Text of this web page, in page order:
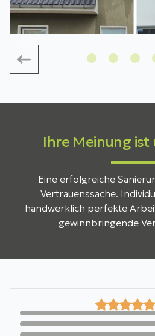
Ihre Meinung ist
Eine erfolgreiche
Vertrauenssache.
handwerklich perfekte
gewinnbringende